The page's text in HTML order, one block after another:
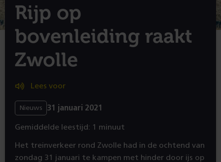
Rijp op
bovenleiding raakt
Zwolle
Lees voor
Nieuws 31 januari 2021
Gemiddelde leestijd: 1 minuut
Het treinverkeer rond Zwolle had in de ochtend van
zondag 31 januari te kampen met hinder door ijs op